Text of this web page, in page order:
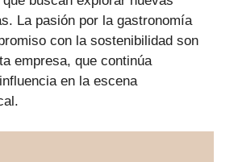
La pasión por la gastronomía
con la sostenibilidad son
empresa, que continúa
en la escena